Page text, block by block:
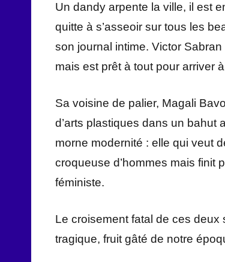
Un dandy arpente la ville, il est
quitte à s’asseoir sur tous les
son journal intime. Victor
mais est prêt à tout pour arriver
Sa voisine de palier, Magali
d’arts plastiques dans un
morne modernité : elle qui veut
croqueuse d’hommes mais finit
féministe.
Le croisement fatal de ces
tragique, fruit gâté de notre